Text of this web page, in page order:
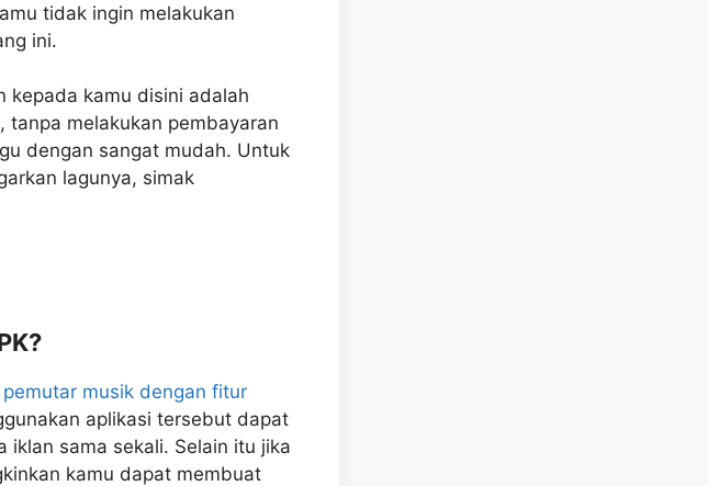
tidak ingin melakukan
ini.
kepada kamu disini adalah
tanpa melakukan pembayaran
dengan sangat mudah. Untuk
lagunya, simak
musik dengan fitur
aplikasi tersebut dapat
iklan sama sekali. Selain itu jika
kamu dapat membuat